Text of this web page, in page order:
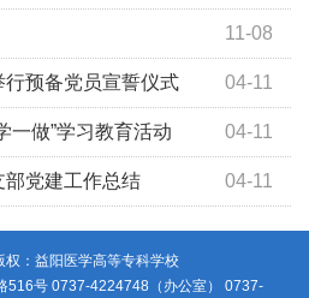
定精神学习教育工作 11-08
04-11
预备党员宣誓仪式
04-11
一做”学习教育活动
04-11
党建工作总结
：益阳医学高等专科学校
516号 0737-4224748（办公室） 0737-